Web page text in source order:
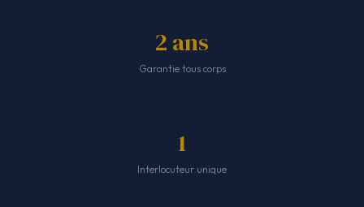
2 ans
Garantie tous corps
1
Interlocuteur unique